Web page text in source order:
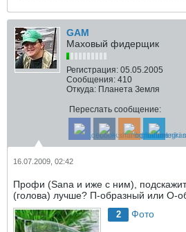
GAM
Маховый фидерщик
Регистрация: 05.05.2005
Сообщения: 410
Откуда: Планета Земля
Переслать сообщение:
16.07.2009, 02:42
Профи (Sana и иже с ним),
(голова) лучше? П-образный или О-
2 Фото